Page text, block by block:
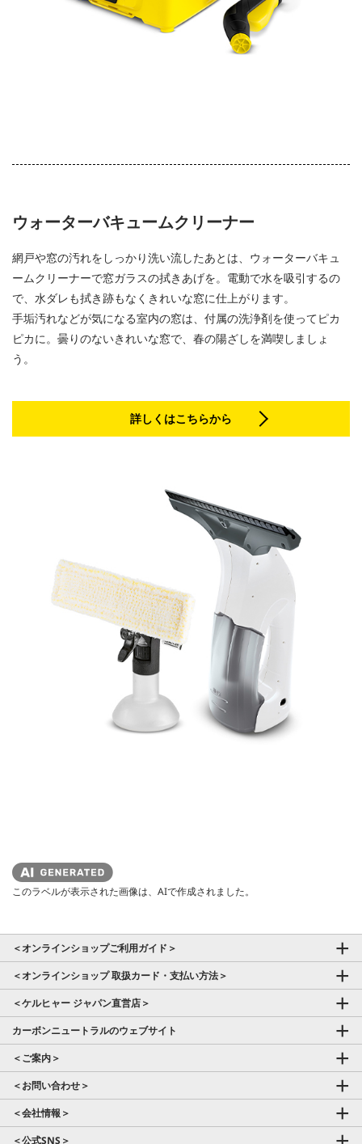
ウォーターバキュームクリーナー
網戸や窓の汚れをしっかり洗い流したあとは、ウォーターバキュ
ームクリーナーで窓ガラスの拭きあげを。電動で水を吸引するの
で、水ダレも拭き跡もなくきれいな窓に仕上がります。
手垢汚れなどが気になる室内の窓は、付属の洗浄剤を使ってピカ
ピカに。曇りのないきれいな窓で、春の陽ざしを満喫しましょ
う。
詳しくはこちらから
このラベルが表示された画像は、AIで作成されました。
＜オンラインショップご利用ガイド＞
＜オンラインショップ 取扱カード・支払い方法＞
＜ケルヒャー ジャパン直営店＞
カーボンニュートラルのウェブサイト
＜ご案内＞
＜お問い合わせ＞
＜会社情報＞
＜公式SNS＞